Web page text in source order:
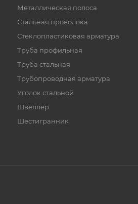
Металлическая полоса
Стальная проволока
Стеклопластиковая арматура
Труба профильная
Труба стальная
Трубопроводная арматура
Уголок стальной
Швеллер
Шестигранник